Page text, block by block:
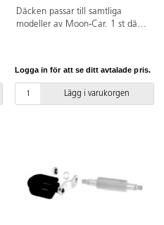
Däcken passar till samtliga
modeller av Moon-Car. 1 st däck
Logga in för att se ditt avtalade pris.
Lägg i varukorgen